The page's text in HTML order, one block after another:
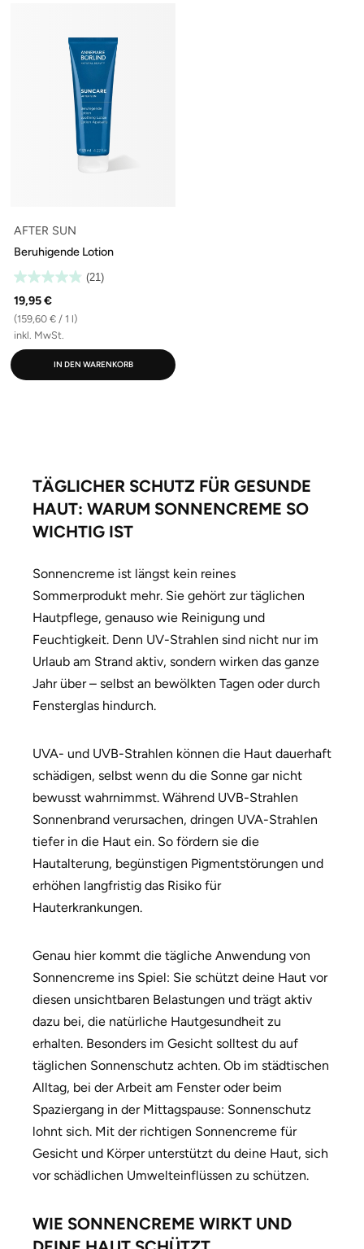
AFTER SUN
Beruhigende Lotion
(21)
19,95 €
(159,60 € / 1 l)
inkl. MwSt.
IN DEN WARENKORB
TÄGLICHER SCHUTZ FÜR GESUNDE
HAUT: WARUM SONNENCREME SO
WICHTIG IST
Sonnencreme ist längst kein reines
Sommerprodukt mehr. Sie gehört zur täglichen
Hautpflege, genauso wie Reinigung und
Feuchtigkeit. Denn UV-Strahlen sind nicht nur im
Urlaub am Strand aktiv, sondern wirken das ganze
Jahr über – selbst an bewölkten Tagen oder durch
Fensterglas hindurch.
UVA- und UVB-Strahlen können die Haut dauerhaft
schädigen, selbst wenn du die Sonne gar nicht
bewusst wahrnimmst. Während UVB-Strahlen
Sonnenbrand verursachen, dringen UVA-Strahlen
tiefer in die Haut ein. So fördern sie die
Hautalterung, begünstigen Pigmentstörungen und
erhöhen langfristig das Risiko für
Hauterkrankungen.
Genau hier kommt die tägliche Anwendung von
Sonnencreme ins Spiel: Sie schützt deine Haut vor
diesen unsichtbaren Belastungen und trägt aktiv
dazu bei, die natürliche Hautgesundheit zu
erhalten. Besonders im Gesicht solltest du auf
täglichen Sonnenschutz achten. Ob im städtischen
Alltag, bei der Arbeit am Fenster oder beim
Spaziergang in der Mittagspause: Sonnenschutz
lohnt sich. Mit der richtigen Sonnencreme für
Gesicht und Körper unterstützt du deine Haut, sich
vor schädlichen Umwelteinflüssen zu schützen.
WIE SONNENCREME WIRKT UND